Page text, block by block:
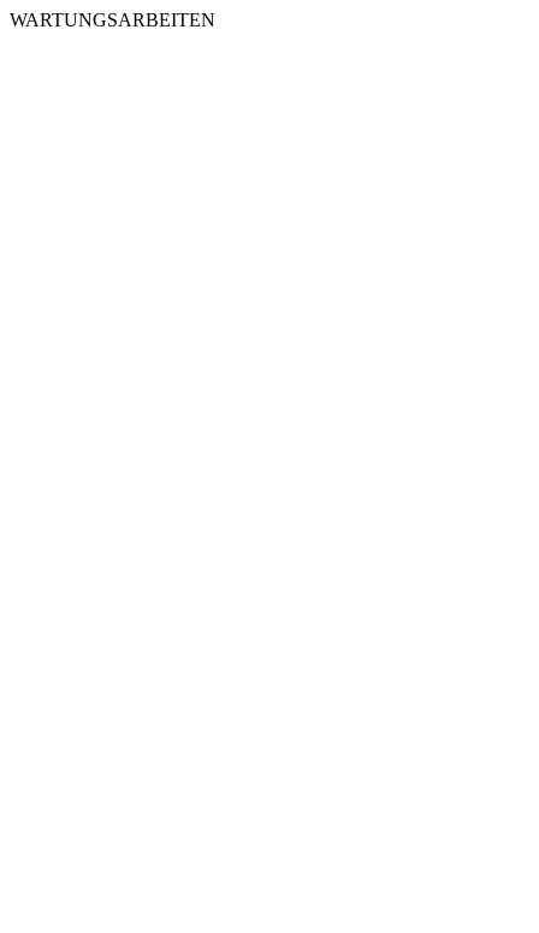
WARTUNGSARBEITEN